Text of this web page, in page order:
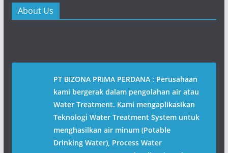
About Us
PT BIZONA PRIMA PERDANA : Perusahaan
kami bergerak dalam pengolahan air atau
Water Treatment. Kami mengaplikasikan
Teknologi Water Treatment System untuk
menghasilkan air minum (Potable
Drinking Water), Process Water